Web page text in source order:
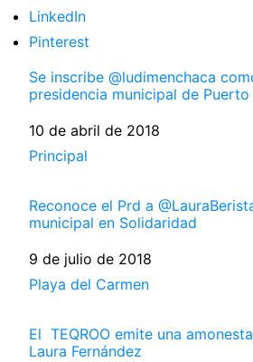
LinkedIn
Pinterest
Se inscribe @ludimenchaca
presidencia municipal de
Fecha
10 de abril de 2018
Respecto a
Principal
Reconoce el Prd a
municipal en Solidaridad
Fecha
9 de julio de 2018
Respecto a
Playa del Carmen
El TEQROO emite una
Laura Fernández